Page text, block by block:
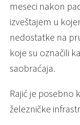
meseci nakon
izveštajem u
nedostatke na
koje su označili
saobraćaja.
Rajić je posebno
železničke